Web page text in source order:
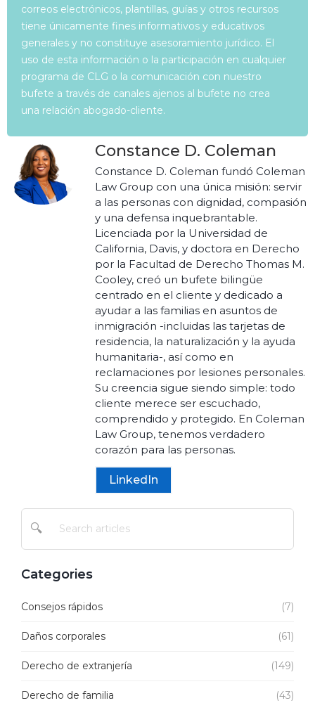
correos electrónicos, plantillas, guías y otros recursos
tiene únicamente fines informativos y educativos
generales y no constituye asesoramiento jurídico. El
uso de esta información o la participación en cualquier
programa de CLG o la comunicación con nuestro
bufete a través de canales ajenos al bufete no crea
una relación abogado-cliente.
Constance D. Coleman
Constance D. Coleman fundó Coleman
Law Group con una única misión: servir
a las personas con dignidad, compasión
y una defensa inquebrantable.
Licenciada por la Universidad de
California, Davis, y doctora en Derecho
por la Facultad de Derecho Thomas M.
Cooley, creó un bufete bilingüe
centrado en el cliente y dedicado a
ayudar a las familias en asuntos de
inmigración -incluidas las tarjetas de
residencia, la naturalización y la ayuda
humanitaria-, así como en
reclamaciones por lesiones personales.
Su creencia sigue siendo simple: todo
cliente merece ser escuchado,
comprendido y protegido. En Coleman
Law Group, tenemos verdadero
corazón para las personas.
LinkedIn
🔍
Categories
Consejos rápidos (7)
Daños corporales (61)
Derecho de extranjería (149)
Derecho de familia (43)